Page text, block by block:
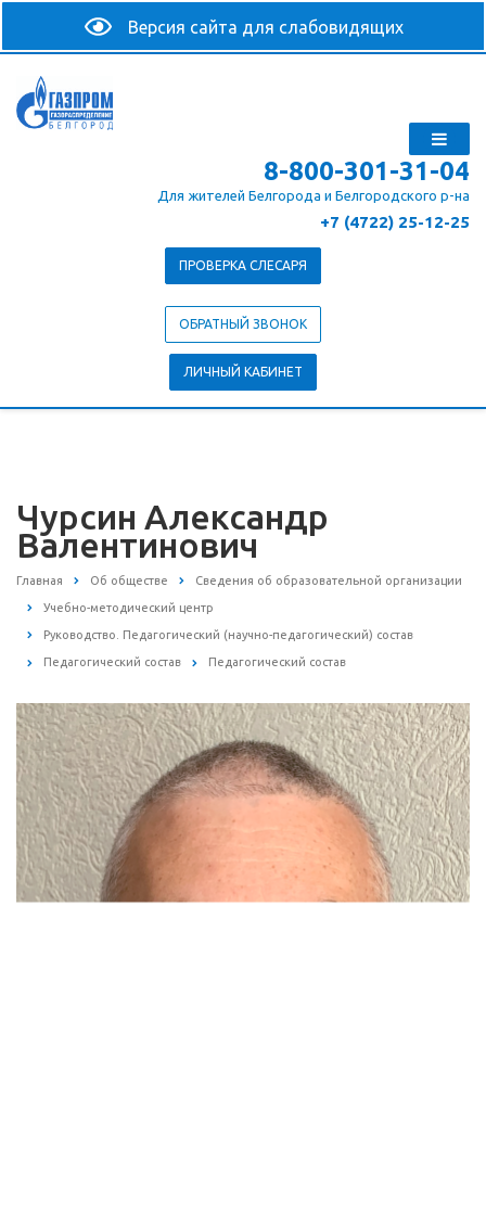
8-800-301-31-04
Для жителей Белгорода и Белгородского р-на
+7 (4722) 25-12-25
ПРОВЕРКА СЛЕСАРЯ
ОБРАТНЫЙ ЗВОНОК
ЛИЧНЫЙ КАБИНЕТ
Чурсин Александр
Валентинович
Главная Об обществе Сведения об образовательной организации
Учебно-методический центр
Руководство. Педагогический (научно-педагогический) состав
Педагогический состав Педагогический состав